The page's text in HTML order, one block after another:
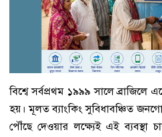
বিশ্বে সর্বপ্রথম ১৯৯৯ সালে ব্রাজিলে
হয়। মূলত ব্যাংকিং সুবিধাবঞ্চিত
পৌঁছে দেওয়ার লক্ষ্যেই এই ব্যবস্থা